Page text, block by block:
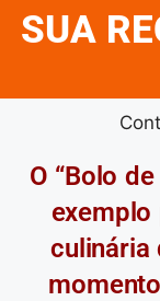
SUA
O “Bolo
culinária